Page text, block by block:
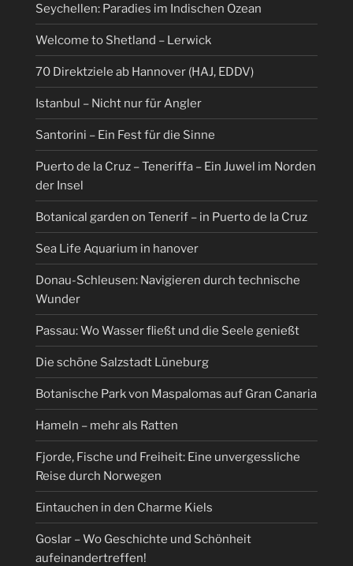
Seychellen: Paradies im Indischen Ozean
Welcome to Shetland – Lerwick
70 Direktziele ab Hannover (HAJ, EDDV)
Istanbul – Nicht nur für Angler
Santorini – Ein Fest für die Sinne
Puerto de la Cruz – Teneriffa – Ein Juwel im Norden
der Insel
Botanical garden on Tenerif – in Puerto de la Cruz
Sea Life Aquarium in hanover
Donau-Schleusen: Navigieren durch technische
Wunder
Passau: Wo Wasser fließt und die Seele genießt
Die schöne Salzstadt Lüneburg
Botanische Park von Maspalomas auf Gran Canaria
Hameln – mehr als Ratten
Fjorde, Fische und Freiheit: Eine unvergessliche
Reise durch Norwegen
Eintauchen in den Charme Kiels
Goslar – Wo Geschichte und Schönheit
aufeinandertreffen!